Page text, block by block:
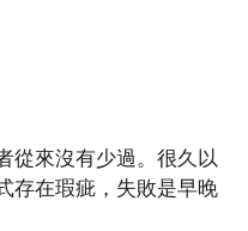
從來沒有少過。很久以
存在瑕疵，失敗是早晚